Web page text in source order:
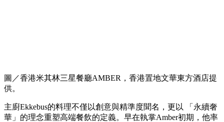
圖／香港米其林三星餐廳AMBER，香港置地文華東方酒店提
供。
主廚Ekkebus的料理不僅以創意與精準度聞名，更以 「永續奢
華」的理念重塑高端餐飲的定義。早在執掌Amber初期，他率